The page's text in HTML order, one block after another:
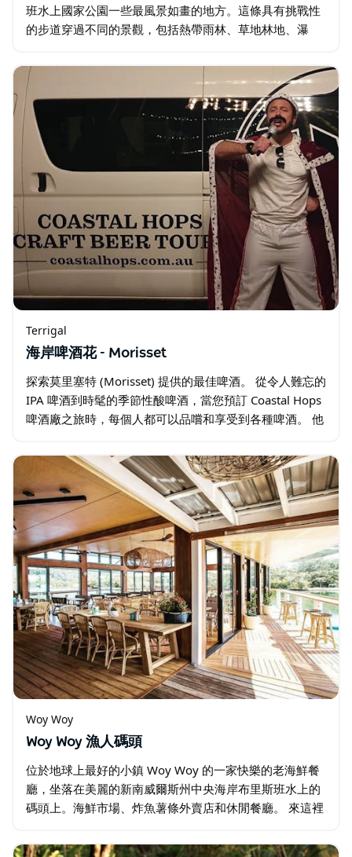
班水上國家公園一些最風景如畫的地方。這條具有挑戰性
的步道穿過不同的景觀，包括熱帶雨林、草地林地、瀑
Terrigal
海岸啤酒花 - Morisset
探索莫里塞特 (Morisset) 提供的最佳啤酒。 從令人難忘的
IPA 啤酒到時髦的季節性酸啤酒，當您預訂 Coastal Hops
啤酒廠之旅時，每個人都可以品嚐和享受到各種啤酒。 他
Woy Woy
Woy Woy 漁人碼頭
位於地球上最好的小鎮 Woy Woy 的一家快樂的老海鮮餐
廳，坐落在美麗的新南威爾斯州中央海岸布里斯班水上的
碼頭上。海鮮市場、炸魚薯條外賣店和休閒餐廳。 來這裡
鶘、船隻和紅樹林。帶上微笑…